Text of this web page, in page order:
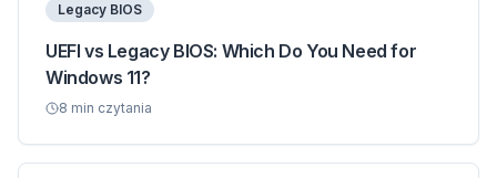
Legacy BIOS
UEFI vs Legacy BIOS: Which Do You Need for
Windows 11?
8 min czytania